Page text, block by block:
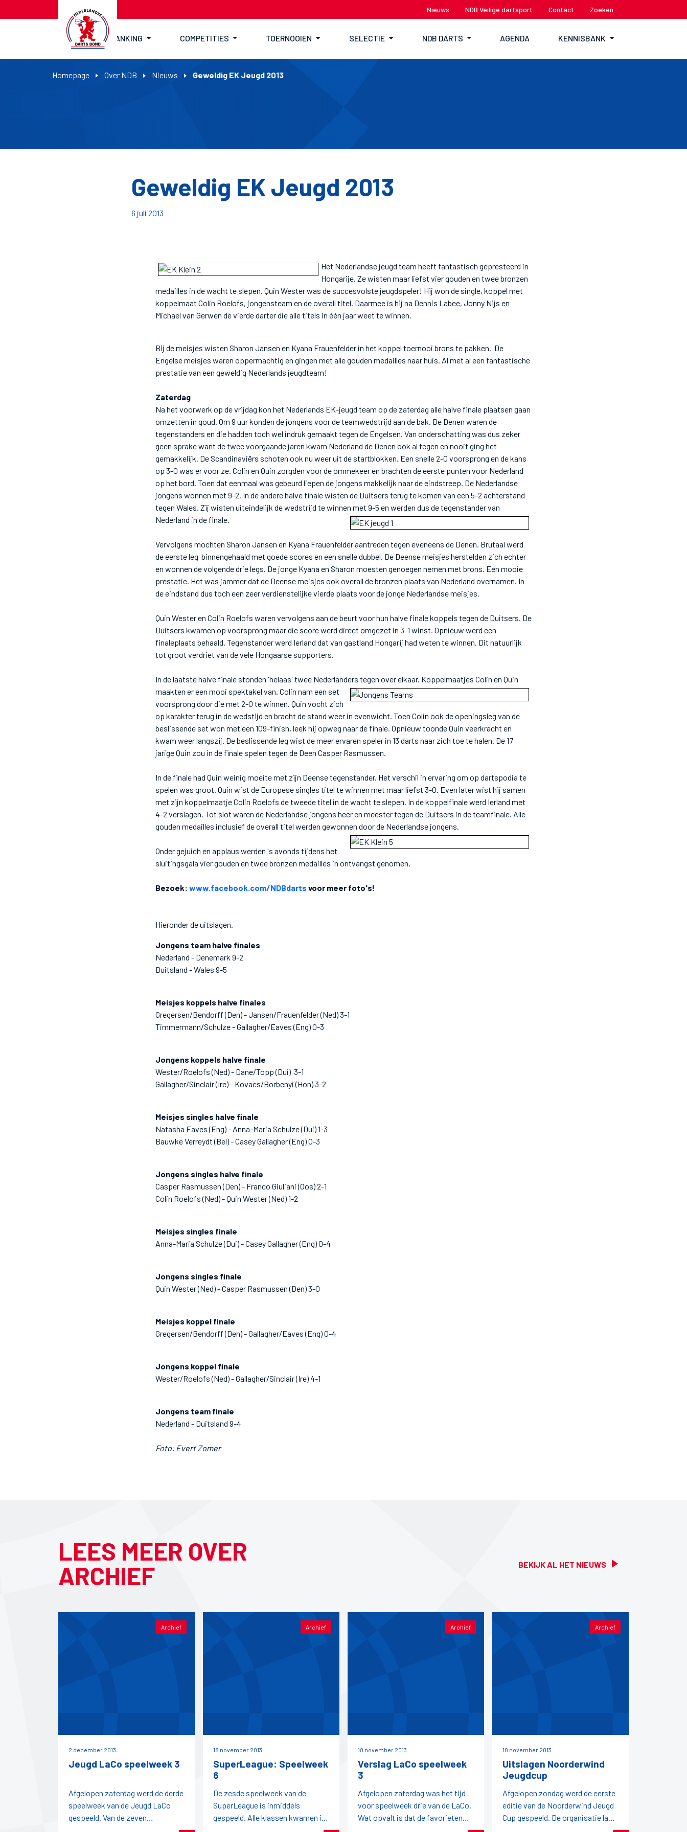
Nieuws NDB Veilige dartsport Contact Zoeken
RANKING COMPETITIES TOERNOOIEN SELECTIE NDB DARTS AGENDA KENNISBANK
Homepage Over NDB Nieuws Geweldig EK Jeugd 2013
Geweldig EK Jeugd 2013
6 juli 2013
Het Nederlandse jeugd team heeft fantastisch gepresteerd in
Hongarije. Ze wisten maar liefst vier gouden en twee bronzen
medailles in de wacht te slepen. Quin Wester was de succesvolste jeugdspeler! Hij won de single, koppel met
koppelmaat Colin Roelofs, jongensteam en de overall titel. Daarmee is hij na Dennis Labee, Jonny Nijs en
Michael van Gerwen de vierde darter die alle titels in één jaar weet te winnen.
Bij de meisjes wisten Sharon Jansen en Kyana Frauenfelder in het koppel toernooi brons te pakken. De
Engelse meisjes waren oppermachtig en gingen met alle gouden medailles naar huis. Al met al een fantastische
prestatie van een geweldig Nederlands jeugdteam!
Zaterdag
Na het voorwerk op de vrijdag kon het Nederlands EK-jeugd team op de zaterdag alle halve finale plaatsen gaan
omzetten in goud. Om 9 uur konden de jongens voor de teamwedstrijd aan de bak. De Denen waren de
tegenstanders en die hadden toch wel indruk gemaakt tegen de Engelsen. Van onderschatting was dus zeker
geen sprake want de twee voorgaande jaren kwam Nederland de Denen ook al tegen en nooit ging het
gemakkelijk. De Scandinaviërs schoten ook nu weer uit de startblokken. Een snelle 2-0 voorsprong en de kans
op 3-0 was er voor ze. Colin en Quin zorgden voor de ommekeer en brachten de eerste punten voor Nederland
op het bord. Toen dat eenmaal was gebeurd liepen de jongens makkelijk naar de eindstreep. De Nederlandse
jongens wonnen met 9-2. In de andere halve finale wisten de Duitsers terug te komen van een 5-2 achterstand
tegen Wales. Zij wisten uiteindelijk de wedstrijd te winnen met 9-5 en werden dus de tegenstander van
Nederland in de finale.
Vervolgens mochten Sharon Jansen en Kyana Frauenfelder aantreden tegen eveneens de Denen. Brutaal werd
de eerste leg binnengehaald met goede scores en een snelle dubbel. De Deense meisjes herstelden zich echter
en wonnen de volgende drie legs. De jonge Kyana en Sharon moesten genoegen nemen met brons. Een mooie
prestatie. Het was jammer dat de Deense meisjes ook overall de bronzen plaats van Nederland overnamen. In
de eindstand dus toch een zeer verdienstelijke vierde plaats voor de jonge Nederlandse meisjes.
Quin Wester en Colin Roelofs waren vervolgens aan de beurt voor hun halve finale koppels tegen de Duitsers. De
Duitsers kwamen op voorsprong maar die score werd direct omgezet in 3-1 winst. Opnieuw werd een
finaleplaats behaald. Tegenstander werd Ierland dat van gastland Hongarij had weten te winnen. Dit natuurlijk
tot groot verdriet van de vele Hongaarse supporters.
In de laatste halve finale stonden 'helaas' twee Nederlanders tegen over elkaar. Koppelmaatjes Colin en Quin
maakten er een mooi spektakel van. Colin nam een set
voorsprong door die met 2-0 te winnen. Quin vocht zich
op karakter terug in de wedstijd en bracht de stand weer in evenwicht. Toen Colin ook de openingsleg van de
beslissende set won met een 109-finish, leek hij opweg naar de finale. Opnieuw toonde Quin veerkracht en
kwam weer langszij. De beslissende leg wist de meer ervaren speler in 13 darts naar zich toe te halen. De 17
jarige Quin zou in de finale spelen tegen de Deen Casper Rasmussen.
In de finale had Quin weinig moeite met zijn Deense tegenstander. Het verschil in ervaring om op dartspodia te
spelen was groot. Quin wist de Europese singles titel te winnen met maar liefst 3-0. Even later wist hij samen
met zijn koppelmaatje Colin Roelofs de tweede titel in de wacht te slepen. In de koppelfinale werd Ierland met
4-2 verslagen. Tot slot waren de Nederlandse jongens heer en meester tegen de Duitsers in de teamfinale. Alle
gouden medailles inclusief de overall titel werden gewonnen door de Nederlandse jongens.
Onder gejuich en applaus werden 's avonds tijdens het
sluitingsgala vier gouden en twee bronzen medailles in ontvangst genomen.
Bezoek: www.facebook.com/NDBdarts voor meer foto's!
Hieronder de uitslagen.
Jongens team halve finales
Nederland - Denemark 9-2
Duitsland - Wales 9-5
Meisjes koppels halve finales
Gregersen/Bendorff (Den) - Jansen/Frauenfelder (Ned) 3-1
Timmermann/Schulze - Gallagher/Eaves (Eng) 0-3
Jongens koppels halve finale
Wester/Roelofs (Ned) - Dane/Topp (Dui) 3-1
Gallagher/Sinclair (Ire) - Kovacs/Borbenyi (Hon) 3-2
Meisjes singles halve finale
Natasha Eaves (Eng) - Anna-Maria Schulze (Dui) 1-3
Bauwke Verreydt (Bel) - Casey Gallagher (Eng) 0-3
Jongens singles halve finale
Casper Rasmussen (Den) - Franco Giuliani (Oos) 2-1
Colin Roelofs (Ned) - Quin Wester (Ned) 1-2
Meisjes singles finale
Anna-Maria Schulze (Dui) - Casey Gallagher (Eng) 0-4
Jongens singles finale
Quin Wester (Ned) - Casper Rasmussen (Den) 3-0
Meisjes koppel finale
Gregersen/Bendorff (Den) - Gallagher/Eaves (Eng) 0-4
Jongens koppel finale
Wester/Roelofs (Ned) - Gallagher/Sinclair (Ire) 4-1
Jongens team finale
Nederland - Duitsland 9-4
Foto: Evert Zomer
LEES MEER OVER
ARCHIEF
BEKIJK AL HET NIEUWS
Archief
2 december 2013
Jeugd LaCo speelweek 3
Afgelopen zaterdag werd de derde
speelweek van de Jeugd LaCo
gespeeld. Van de zeven
deelnemende teams kwam alleen
Archief
18 november 2013
SuperLeague: Speelweek
6
De zesde speelweek van de
SuperLeague is inmiddels
gespeeld. Alle klassen kwamen in
actie.HoofdklasseDrie van de vier
Archief
18 november 2013
Verslag LaCo speelweek
3
Afgelopen zaterdag was het tijd
voor speelweek drie van de LaCo.
Wat opvalt is dat de favorieten
voorafgaande aan de wedstrijden
Archief
18 november 2013
Uitslagen Noorderwind
Jeugdcup
Afgelopen zondag werd de eerste
editie van de Noorderwind Jeugd
Cup gespeeld. De organisatie lag
in handen van de FDB en zij zetten